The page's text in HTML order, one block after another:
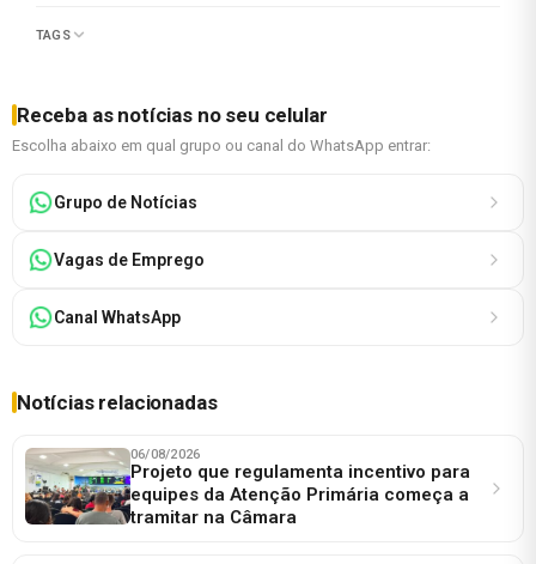
TAGS
Receba as notícias no seu celular
Escolha abaixo em qual grupo ou canal do WhatsApp entrar:
Grupo de Notícias
Vagas de Emprego
Canal WhatsApp
Notícias relacionadas
06/08/2026
Projeto que regulamenta incentivo para
equipes da Atenção Primária começa a
tramitar na Câmara